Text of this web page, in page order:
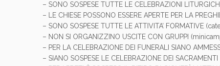
– SONO SOSPESE TUTTE LE CELEBRAZIONI
– LE CHIESE POSSONO ESSERE APERTE PER LA
– SONO SOSPESE TUTTE LE ATTIVITA’ FORMATIVE
– NON SI ORGANIZZINO USCITE CON GRUPPI
– PER LA CELEBRAZIONE DEI FUNERALI SIANO
– SIANO SOSPESE LE CELEBRAZIONE DEI